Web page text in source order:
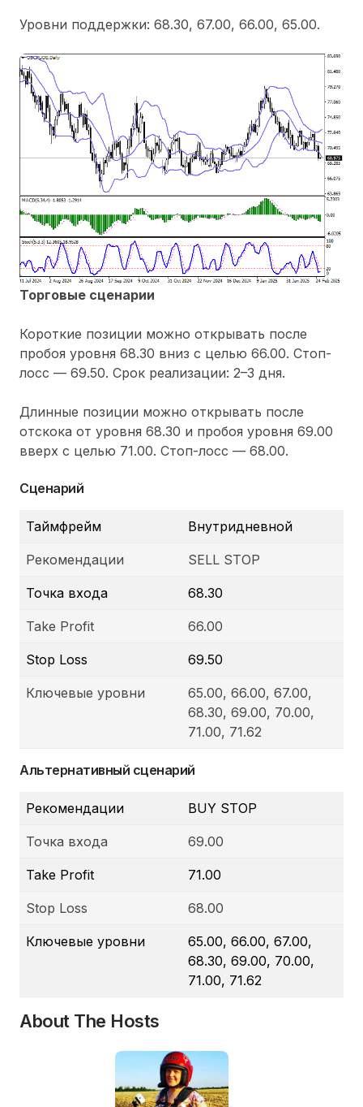
Уровни поддержки: 68.30, 67.00, 66.00, 65.00.
Торговые сценарии
Короткие позиции можно открывать после
пробоя уровня 68.30 вниз с целью 66.00. Стоп-
лосс — 69.50. Срок реализации: 2–3 дня.
Длинные позиции можно открывать после
отскока от уровня 68.30 и пробоя уровня 69.00
вверх с целью 71.00. Стоп-лосс — 68.00.
Сценарий
Таймфрейм Внутридневной
Рекомендации SELL STOP
Точка входа 68.30
Take Profit 66.00
Stop Loss 69.50
Ключевые уровни
65.00, 66.00, 67.00,
68.30, 69.00, 70.00,
71.00, 71.62
Альтернативный сценарий
Рекомендации BUY STOP
Точка входа 69.00
Take Profit 71.00
Stop Loss 68.00
Ключевые уровни
65.00, 66.00, 67.00,
68.30, 69.00, 70.00,
71.00, 71.62
About The Hosts